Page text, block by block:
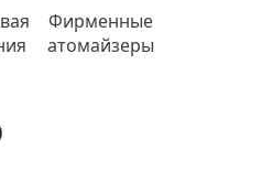
Фирменные
атомайзеры